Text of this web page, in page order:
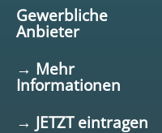
Gewerbliche
Anbieter
→ Mehr
Informationen
→ JETZT eintragen